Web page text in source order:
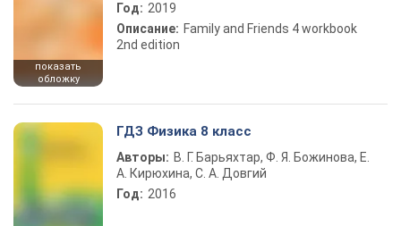
показать
обложку
Год: 2019
Описание: Family and Friends 4 workbook
2nd edition
ГДЗ Физика 8 класс
Авторы: В. Г. Барьяхтар, Ф. Я. Божинова, Е.
А. Кирюхина, С. А. Довгий
Год: 2016